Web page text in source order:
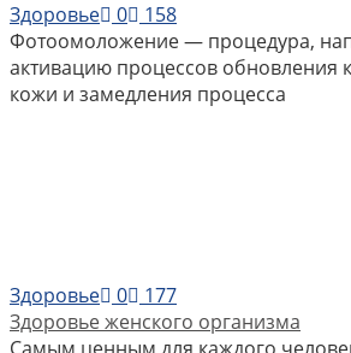
Здоровье 0
158
Фотоомоложение — процедура,
активацию процессов обновления
кожи и замедления процесса
Здоровье 0
177
Здоровье женского организма